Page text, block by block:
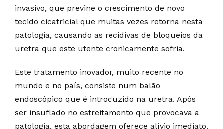
invasivo, que previne o crescimento de novo
tecido cicatricial que muitas vezes retorna nesta
patologia, causando as recidivas de bloqueios da
uretra que este utente cronicamente sofria.
Este tratamento inovador, muito recente no
mundo e no país, consiste num balão
endoscópico que é introduzido na uretra. Após
ser insuflado no estreitamento que provocava a
patologia, esta abordagem oferece alívio imediato.